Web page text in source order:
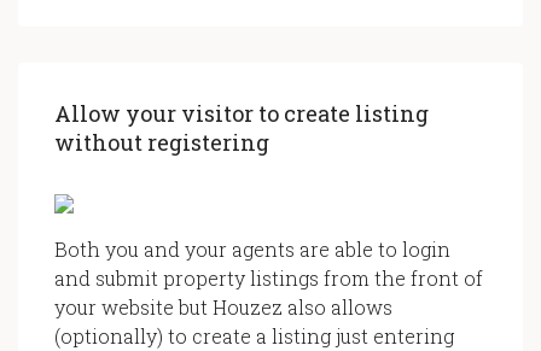
Allow your visitor to create listing
without registering
Both you and your agents are able to login
and submit property listings from the front of
your website but Houzez also allows
(optionally) to create a listing just entering